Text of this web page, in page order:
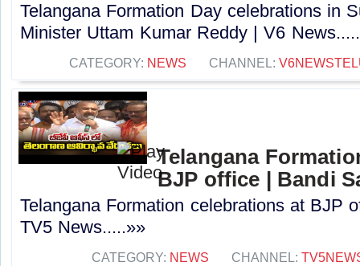
Telangana Formation Day celebrations in
Minister Uttam Kumar Reddy | V6
CATEGORY: NEWS CHANNEL:
Telangana
BJP office | Bandi
Telangana Formation celebrations at BJP
TV5 News.....»»
CATEGORY: NEWS CHANNEL: